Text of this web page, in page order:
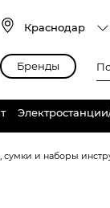
Краснодар
Бренды
и наборы